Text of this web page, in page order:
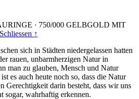
· 750/000 GELBGOLD MIT
Schliessen ↑
sich in Städten niedergelassen hatten
rauen, unbarmherzigen Natur in
man zu glauben, Mensch und Natur
es auch heute noch so, dass die Natur
Gerechtigkeit darin besteht, dass wir uns
sogar, wahrhaftig erkennen.